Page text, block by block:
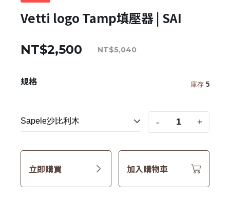
Vetti logo Tamp填壓器 | SAI
NT$2,500 NT$5,040
規格 庫存 5
- +
立即購買 加入購物車